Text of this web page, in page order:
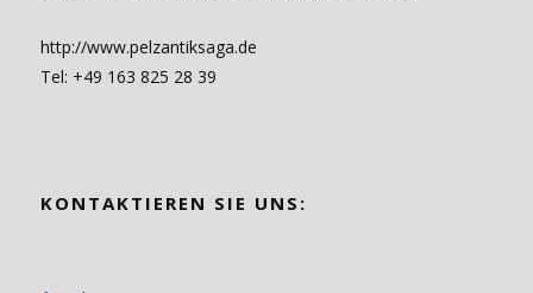
http://www.pelzantiksaga.de
Tel: +49 163 825 28 39
KONTAKTIEREN SIE UNS: